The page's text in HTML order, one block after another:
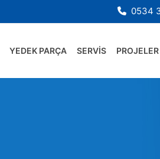
0534
YEDEK PARÇA SERVİS PROJELER